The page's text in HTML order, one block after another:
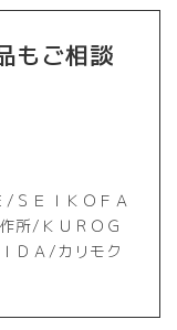
もご相談
ＳＥＩＫＯＦＡ
所/ＫＵＲＯＧ
ＤＡ/カリモク